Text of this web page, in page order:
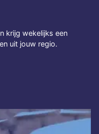
krijg wekelijks een
uit jouw regio.